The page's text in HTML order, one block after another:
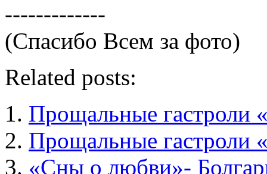
-------------
(Спасибо Всем за фото)
Related posts:
Прощальные гастроли
Прощальные гастроли
«Сны о любви»-